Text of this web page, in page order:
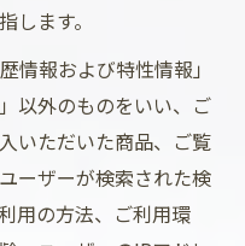
します。
情報および特性情報」
以外のものをいい、ご
いただいた商品、ご覧
ーザーが検索された検
用の方法、ご利用環